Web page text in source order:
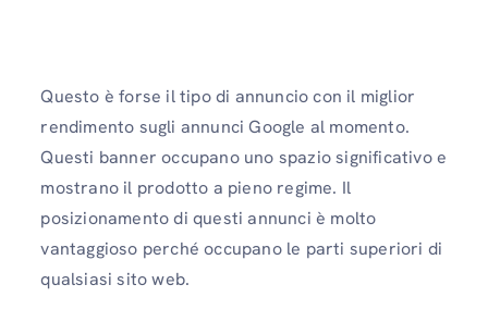
Questo è forse il tipo di annuncio con il miglior
rendimento sugli annunci Google al momento.
Questi banner occupano uno spazio significativo e
mostrano il prodotto a pieno regime. Il
posizionamento di questi annunci è molto
vantaggioso perché occupano le parti superiori di
qualsiasi sito web.